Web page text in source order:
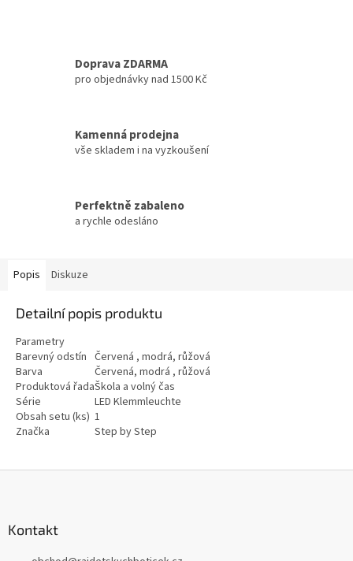
Doprava ZDARMA
pro objednávky nad 1500 Kč
Kamenná prodejna
vše skladem i na vyzkoušení
Perfektně zabaleno
a rychle odesláno
Popis Diskuze
Detailní popis produktu
Parametry
Barevný odstín Červená , modrá, růžová
Barva
Červená, modrá , růžová
Produktová řadaŠkola a volný čas
Série
LED Klemmleuchte
Obsah setu (ks) 1
Značka
Step by Step
Kontakt